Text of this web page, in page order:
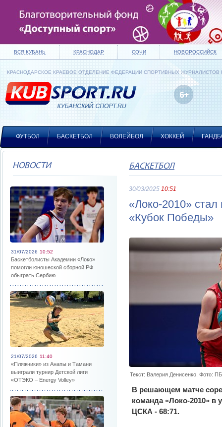
ВСЯ КУБАНЬ КРАСНОДАР СОЧИ НОВОРОССИЙСК
КРАСНОДАРСКОЕ КРАЕВОЕ ОТДЕЛЕНИЕ ФЕДЕРАЦИИ СПОРТИВНЫХ ЖУРНАЛИСТОВ
ФУТБОЛ БАСКЕТБОЛ ВОЛЕЙБОЛ ХОККЕЙ
НОВОСТИ
31/07/2026 10:52
Баскетболисты Академии «Локо»
помогли юношеской сборной РФ
обыграть Сербию
21/07/2026 11:40
«Пляжники» из Анапы и Тамани
выиграли турнир Детской лиги
«ОТЭКО – Energy Volley»
БАСКЕТБОЛ
30/03/2025 10:51
«Локо-2010»
«Кубок Победы»
Текст: Валерия Денисенко. Фото:
В решающем матче
команда «Локо-2010»
ЦСКА - 68:71.